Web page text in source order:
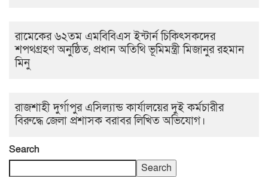
রামেকের ৬২তম এমবিবিএস ইন্টার্ন চিকিৎসকদের
শপথগ্রহণ অনুষ্ঠিত, প্রধান অতিথি ভূমিমন্ত্রী মিজানুর রহমান
মিনু
রাজশাহী দুর্গাপুর এসিল্যান্ড কার্যালয়ের দুই কর্মচারীর
বিরুদ্ধে জেলা প্রশাসক বরাবর লিখিত অভিযোগ।
Search
Search